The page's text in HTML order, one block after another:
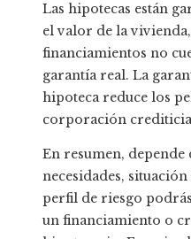
Las hipotecas están
el valor de la
financiamientos no
garantía real. La
hipoteca reduce los
corporación
En resumen, depende
necesidades,
perfil de riesgo
un financiamiento o